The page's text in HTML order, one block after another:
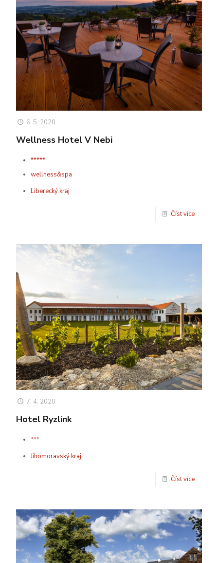
6. 5. 2020
Wellness Hotel V Nebi
*****
wellness&spa
Liberecký kraj
Číst více
7. 4. 2020
Hotel Ryzlink
***
Jihomoravský kraj
Číst více